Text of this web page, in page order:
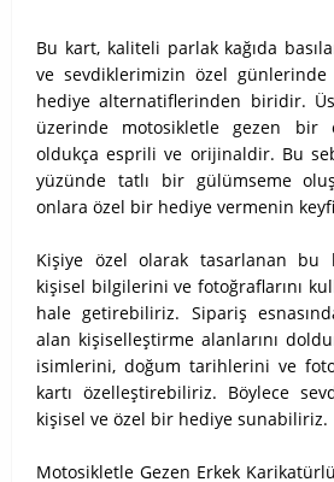
Bu kart, kaliteli parlak kağıda
ve sevdiklerimizin özel
hediye alternatiflerinden biridir.
üzerinde motosikletle gezen bir
oldukça esprili ve orijinaldir. Bu
yüzünde tatlı bir gülümseme
onlara özel bir hediye vermenin
Kişiye özel olarak tasarlanan bu
kişisel bilgilerini ve fotoğraflarını
hale getirebiliriz. Sipariş
alan kişiselleştirme alanlarını
isimlerini, doğum tarihlerini ve
kartı özelleştirebiliriz. Böylece
kişisel ve özel bir hediye sunabiliriz.
Motosikletle Gezen Erkek